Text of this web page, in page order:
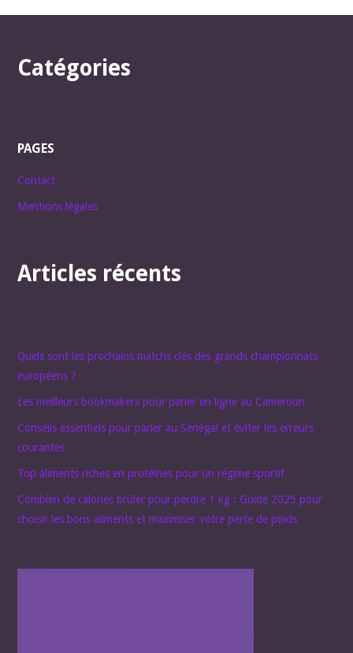
Catégories
PAGES
Contact
Mentions légales
Articles récents
Quels sont les prochains matchs clés des grands championnats
européens ?
Les meilleurs bookmakers pour parier en ligne au Cameroun
Conseils essentiels pour parier au Sénégal et éviter les erreurs
courantes
Top aliments riches en protéines pour un régime sportif
Combien de calories brûler pour perdre 1 kg : Guide 2025 pour
choisir les bons aliments et maximiser votre perte de poids